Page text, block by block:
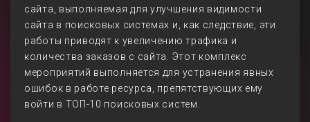
сайта, выполняемая для улучшения видимости
сайта в поисковых системах и, как следствие, эти
работы приводят к увеличению трафика и
количества заказов с сайта. Этот комплекс
мероприятий выполняется для устранения явных
ошибок в работе ресурса, препятствующих ему
войти в ТОП-10 поисковых систем.